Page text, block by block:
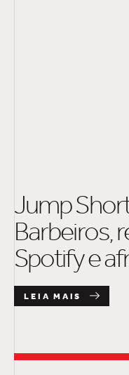
Jump
Barbeiros,
Spotify e
LEIA MAIS